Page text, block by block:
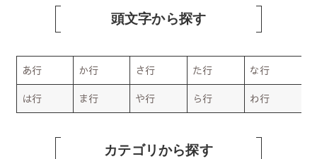
頭文字から探す
あ行 か行 さ行 た行
な行
は行
ま行 や行 ら行 わ行
カテゴリから探す